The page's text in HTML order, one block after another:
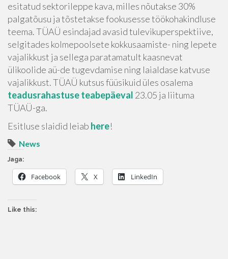
esitatud sektorileppe kava, milles nõutakse 30%
palgatõusu ja tõstetakse fookusesse töökohakindluse
teema. TÜAÜ esindajad avasid tulevikuperspektiive,
selgitades kolmepoolsete kokkusaamiste- ning lepete
vajalikkust ja sellega paratamatult kaasnevat
ülikoolide aü-de tugevdamise ning laialdase katvuse
vajalikkust. TÜAÜ kutsus füüsikuid üles osalema
teadusrahastuse teabepäeval 23.05 ja liituma
TÜAÜ-ga.
Esitluse slaidid leiab here!
News
Jaga:
Facebook X LinkedIn
Like this: